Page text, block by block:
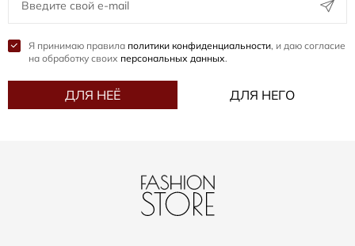
Я принимаю правила политики конфиденциальности, и даю согласие
на обработку своих персональных данных.
ДЛЯ НЕЁ ДЛЯ НЕГО